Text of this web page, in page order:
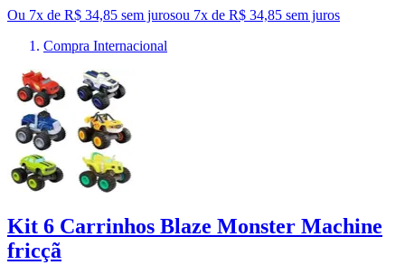
Ou 7x de R$ 34,85 sem jurosou 7x de R$ 34,85 sem juros
Compra Internacional
Kit 6 Carrinhos Blaze Monster Machine
fricçã